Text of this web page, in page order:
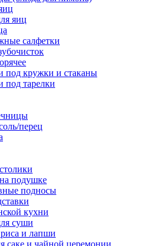
яиц
салфетки
под кружки и стаканы
под тарелки
перец
подушке
подносы
кухни
суши
и лапши
саке и чайной церемонии